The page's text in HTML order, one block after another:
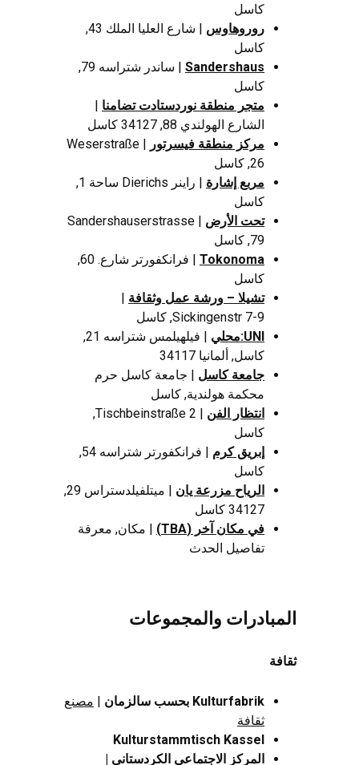
كاسل
روروهاوس
| شارع العليا الملك 43,
كاسل
Sandershaus
| ساندر شتراسه 79,
كاسل
متجر منطقة نوردستادت تضامنا |
الشارع الهولندي 88, 34127 كاسل
مركز منطقة فيسرتور
| Weserstraße
26, كاسل
مربع إشارة
| راينر Dierichs ساحة 1,
كاسل
تحت الأرض
| Sandershauserstrasse
79, كاسل
Tokonoma
| فرانكفورتر شارع. 60,
كاسل
تشيلا – ورشة عمل وثقافة |
Sickingenstr 7-9, كاسل
UNI:محلي
| فيلهيلمس شتراسه 21,
كاسل, ألمانيا 34117
جامعة كاسل | جامعة كاسل حرم
محكمة هولندية, كاسل
انتظار الفن
| Tischbeinstraße 2,
كاسل
إبريق كرم
| فرانكفورتر شتراسه 54,
كاسل
الرياح مزرعة يان
| ميتلفيلدستراس 29,
34127 كاسل
في مكان آخر (TBA)
| مكان, معرفة
تفاصيل الحدث
المبادرات والمجموعات
ثقافة
Kulturfabrik بحسب سالزمان
مصنع
ثقافة
Kulturstammtisch Kassel
المركز الاجتماعي الكردستاني |